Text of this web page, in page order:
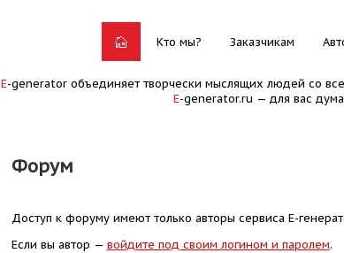
Кто мы? Заказчикам
E-generator объединяет творчески мыслящих людей со
E-generator.ru — для вас
Форум
Доступ к форуму имеют только авторы сервиса Е-
Если вы автор — войдите под своим логином и паролем.